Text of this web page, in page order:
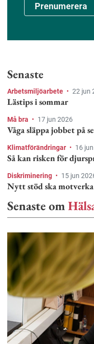
Prenumerera
Senaste
Arbetsmiljöarbete • 22 jun
Lästips i sommar
Må bra • 17 jun 2026
Våga släppa jobbet på
Klimatförändringar • 16
Så kan risken för
Diskriminering • 15 jun
Nytt stöd ska
Senaste om